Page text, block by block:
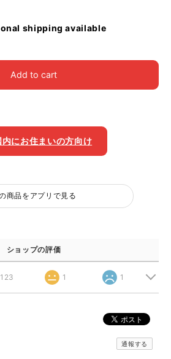
shipping available
Add to cart
内にお住まいの方向け
商品をアプリで見る
ショップの評価
123 1 1
通報する